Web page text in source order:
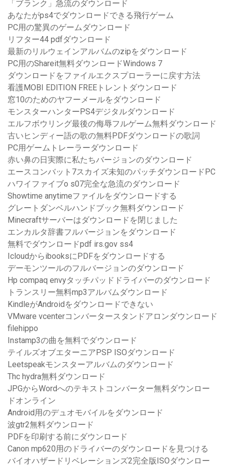
「ブランク」急流のダウンロード
あなたがps4でダウンロードできる飛行ゲーム
PC用の驚異のゲームダウンロード
リフター44 pdfダウンロード
最新のリルウェインアルバムのzipをダウンロード
PC用のShareit無料ダウンロードWindows 7
ダウンロードをファイルエクスプローラーに戻す方法
看護MOBI EDITION FREEトレントダウンロード
窓10のためのヤフーメールをダウンロード
モンスターハンターPS4デジタルダウンロード
エルフボウリング最後の侮辱フルゲーム無料ダウンロード
古いヒンディー語の歌の無料PDFダウンロードの歌詞
PC用ゲームトレーラーダウンロード
赤い鼻の日実際に私たちバージョンのダウンロード
エースコンバット7スカイズ未知のパッチダウンロードPC
ハワイファイブo s07完全な急流のダウンロード
Showtime anytimeファイルをダウンロードする
グレートダンベルハンドブック無料ダウンロード
Minecraftサーバーはダウンロードを閉じました
エンカルタ辞書フルバージョンをダウンロード
無料でダウンロードpdf irs.gov ss4
IcloudからibooksにPDFをダウンロードする
デーモンツールのフルバージョンのダウンロード
Hp compaq envyタッチパッドドライバーのダウンロード
トランスリー無料mp3アルバムダウンロード
KindleがAndroidをダウンロードできない
VMware vcenterコンバータースタンドアロンダウンロード
filehippo
Instamp3の曲を無料でダウンロード
テイルズオブエターニアPSP ISOダウンロード
Leetspeakモンスターアルバムのダウンロード
Thc hydra無料ダウンロード
JPGからWordへのテキストコンバーター無料ダウンロー
ドオンライン
Android用のデュオモバイルをダウンロード
波gtr2無料ダウンロード
PDFを印刷する前にダウンロード
Canon mp620用のドライバーのダウンロードを見つける
バイオハザードリベレーションズ2完全版ISOダウンロー